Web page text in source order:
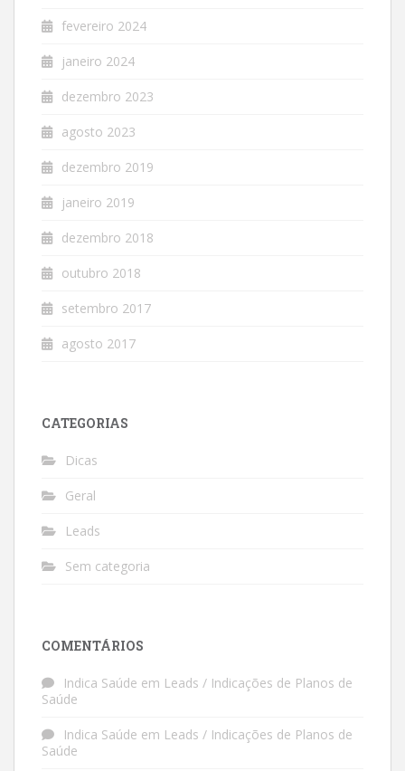
fevereiro 2024
janeiro 2024
dezembro 2023
agosto 2023
dezembro 2019
janeiro 2019
dezembro 2018
outubro 2018
setembro 2017
agosto 2017
CATEGORIAS
Dicas
Geral
Leads
Sem categoria
COMENTÁRIOS
Indica Saúde em Leads / Indicações de Planos de
Saúde
Indica Saúde em Leads / Indicações de Planos de
Saúde